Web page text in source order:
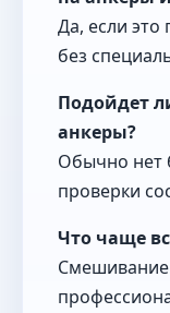
Да, если
без
Подойдет
анкеры?
Обычно нет
проверки
Что чаще